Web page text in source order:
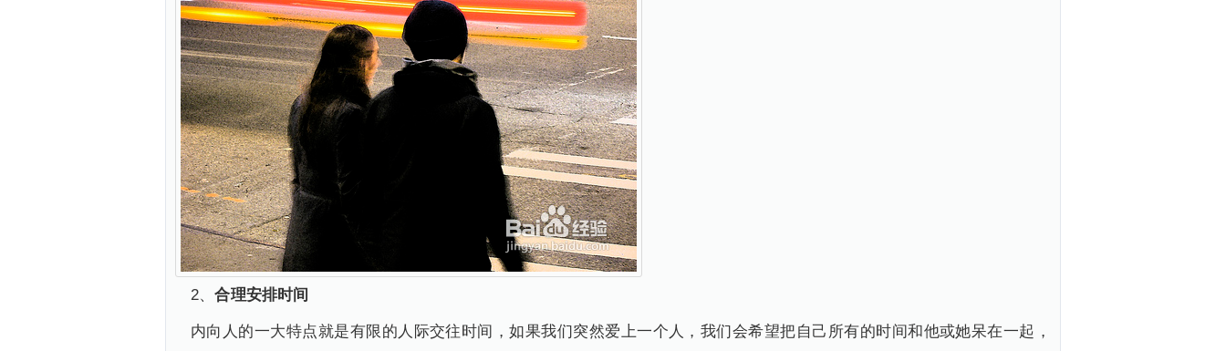
2、合理安排时间
内向人的一大特点就是有限的人际交往时间，如果我们突然爱上一个人，我们会希望把自己所有的时间和他或她呆在一起，